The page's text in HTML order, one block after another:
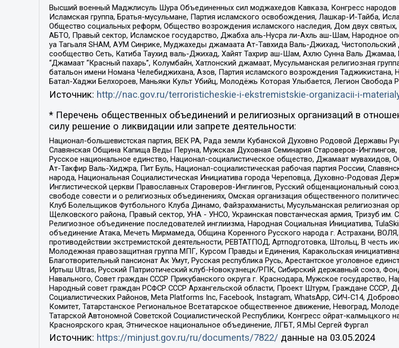
Высший военный Маджлисуль Шура Объединенных сил моджахедов Кавказа, Конгресс народов
Исламская группа, Братья-мусульмане, Партия исламского освобождения, Лашкар-И-Тайба,
Общество социальных реформ, Общество возрождения исламского наследия, Дом двух
АБТО, Правый сектор, Исламское государство, Джабха аль-Нусра ли-Ахль аш-Шам, Народное
уа Тагьаля SHAM, АУМ Синрике, Муджахеды джамаата Ат-Тавхида Валь-Джихад,
сообщество Сеть, Катиба Таухид валь-Джихад, Хайят Тахрир аш-Шам, Ахлю Сунна Валь Джамаа,
“Джамаат “Красный пахарь”, Колумбайн, Хатлонский джамаат, Мусульманская религиозная
батальон имени Номана Челебиджихана, Азов, Партия исламского возрождения
Батал-Хаджи Белхороев, Маньяки Культ Убийц, Молодёжь Которая Улыбается, Легион Свобода
Источник: http://nac.gov.ru/terroristicheskie-i-ekstremistskie-organizacii-i-
* Перечень общественных объединений и религиозных организаций в
силу решение о ликвидации или запрете деятельности:
Национал-большевистская партия, ВЕК РА, Рада земли Кубанской Духовно Родовой Державы
Славянская Община Капища Веды Перуна, Мужская Духовная Семинария Староверов-
Русское национальное единство, Национал-социалистическое общество, Джамаат
Ат-Такфир Валь-Хиджра, Пит Буль, Национал-социалистическая рабочая партия России,
народа, Национальная Социалистическая Инициатива города Череповца, Духовно-Родовая
Инглистической церкви Православных Староверов-Инглингов, Русский общенациональный
свободе совести и о религиозных объединениях, Омская организация общественного
Клуб Болельщиков Футбольного Клуба Динамо, Файзрахманисты, Мусульманская религиозная
Щелковского района, Правый сектор, УНА - УНСО, Украинская повстанческая армия, Тризуб им.
Религиозное объединение последователей инглиизма, Народная Социальная Инициатива,
объединение Атака, Мечеть Мирмамеда, Община Коренного Русского народа г. Астрахани,
противодействии экстремистской деятельности, РЕВТАТПОД, Артподготовка, Штольц, В честь
Молодежная правозащитная группа МПГ, Курсом Правды и Единения, Каракольская
Благотворительный пансионат Ак Умут, Русская республика Русь, Арестантское уголовное
Иртыш Ultras, Русский Патриотический клуб-Новокузнецк/РПК, Сибирский державный союз,
Навального, Совет граждан СССР Прикубанского округа г. Краснодара, Мужское государство,
Народный совет граждан РСФСР СССР Архангельской области, Проект Штурм, Граждане СССР,
Социалистических Районов, Meta Platforms Inc, Facebook, Instagram, WhatsApp, СИЧ-С14,
Комитет, Татарстанское Региональное Всетатарское общественное движение, Невоград,
Татарской Автономной Советской Социалистической Республики, Конгресс ойрат-калмыцкого
Красноярского края, Этническое национальное объединение, ЛГБТ, Я.МЫ Сергей Фургал
Источник: https://minjust.gov.ru/ru/documents/7822/ данные на 03.05.2024